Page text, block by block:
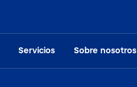
Servicios Sobre nosotros